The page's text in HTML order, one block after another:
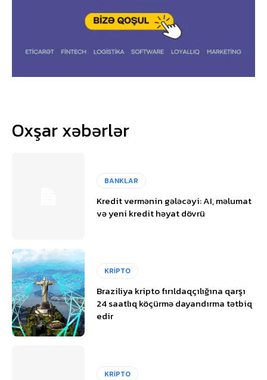
Oxşar xəbərlər
BANKLAR
Kredit vermənin gələcəyi: AI, məlumat
və yeni kredit həyat dövrü
KRİPTO
Braziliya kripto fırıldaqçılığına qarşı
24 saatlıq köçürmə dayandırma tətbiq
edir
KRİPTO